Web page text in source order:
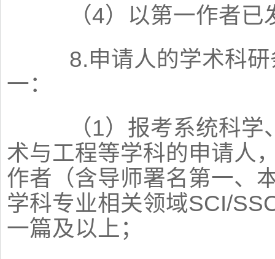
（4）以第一作者已
8.申请人的学术科研
一：
（1）报考系统科学
术与工程等学科的申请人
作者（含导师署名第一、
学科专业相关领域SCI/
一篇及以上；